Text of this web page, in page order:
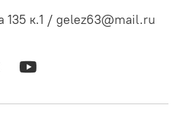
135 к.1 / gelez63@mail.ru